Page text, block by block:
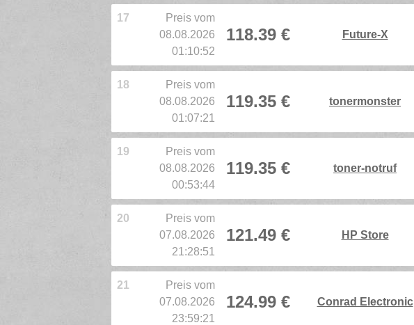
17
Preis vom
08.08.2026
01:10:52
118.39 € Future-X
18
Preis vom
08.08.2026
01:07:21
119.35 € tonermonster
19
Preis vom
08.08.2026
00:53:44
119.35 € toner-notruf
20
Preis vom
07.08.2026
21:28:51
121.49 € HP Store
21
Preis vom
07.08.2026
23:59:21
124.99 € Conrad Electronic